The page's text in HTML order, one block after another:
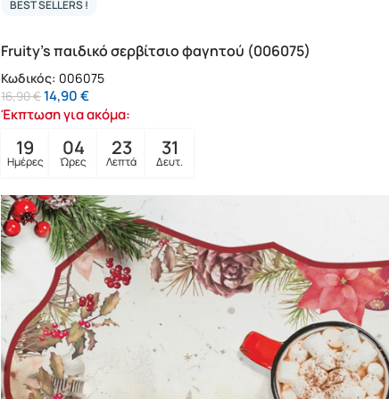
BEST SELLERS !
Fruity’s παιδικό σερβίτσιο φαγητού (006075)
Κωδικός: 006075
16,90€14,90€
Έκπτωση για ακόμα:
19
Ημέρες
04
Ώρες
23
Λεπτά
29
Δευτ.